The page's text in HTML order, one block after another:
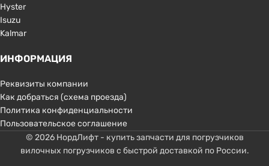
Hyster
Isuzu
Kalmar
ИНФОРМАЦИЯ
Реквизиты компании
Как добраться (схема проезда)
Политика конфиденциальности
Пользовательское соглашение
© 2026 НордЛифт - купить запчасти для погрузчиков
вилочных погрузчиков с быстрой доставкой по России.